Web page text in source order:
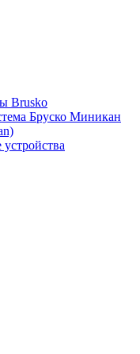
Brusko
Бруско Миникан